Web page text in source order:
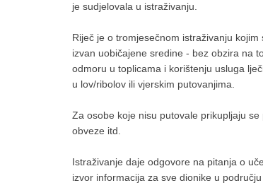
je sudjelovala u istraživanju.
Riječ je o tromjesečnom istraživanju
izvan uobičajene sredine - bez obzira na
odmoru u toplicama i korištenju usluga
u lov/ribolov ili vjerskim putovanjima.
Za osobe koje nisu putovale prikupljaju
obveze itd.
Istraživanje daje odgovore na pitanja o
izvor informacija za sve dionike u